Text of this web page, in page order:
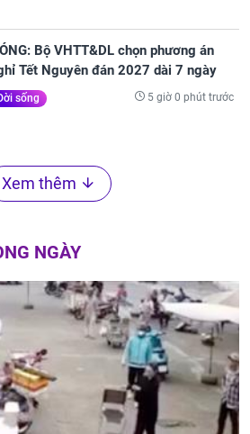
Bộ VHTT&DL chọn phương án
Tết Nguyên đán 2027 dài 7 ngày
sống 5 giờ 0 phút trước
Xem thêm
NGÀY